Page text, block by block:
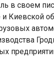
в своем
Киевской